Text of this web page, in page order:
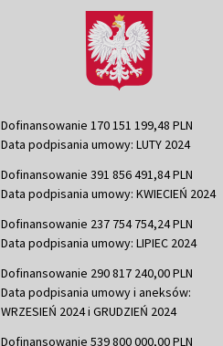
Dofinansowanie 170 151 199,48 PLN
Data podpisania umowy: LUTY 2024
Dofinansowanie 391 856 491,84 PLN
Data podpisania umowy: KWIECIEŃ 2024
Dofinansowanie 237 754 754,24 PLN
Data podpisania umowy: LIPIEC 2024
Dofinansowanie 290 817 240,00 PLN
Data podpisania umowy i aneksów:
WRZESIEŃ 2024 i GRUDZIEŃ 2024
Dofinansowanie 539 800 000,00 PLN